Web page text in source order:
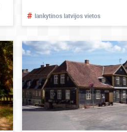
# lankytinos latvijos vietos